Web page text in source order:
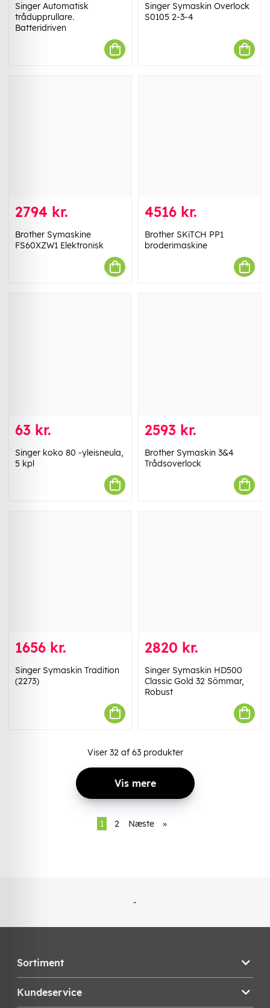
Singer Automatisk
trådupprullare.
Batteridriven
Singer Symaskin Overlock
S0105 2-3-4
2794 kr.
Brother Symaskine
FS60XZW1 Elektronisk
4516 kr.
Brother SKiTCH PP1
broderimaskine
63 kr.
Singer koko 80 -yleisneula,
5 kpl
2593 kr.
Brother Symaskin 3&4
Trådsoverlock
1656 kr.
Singer Symaskin Tradition
(2273)
2820 kr.
Singer Symaskin HD500
Classic Gold 32 Sömmar,
Robust
Viser 32af 63produkter
Vis mere
1 2 Næste »
-
Sortiment
Kundeservice